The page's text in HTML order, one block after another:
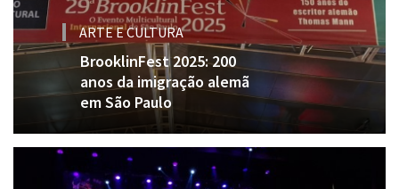
ARTE E CULTURA
BrooklinFest 2025: 200
anos da imigração alemã
em São Paulo